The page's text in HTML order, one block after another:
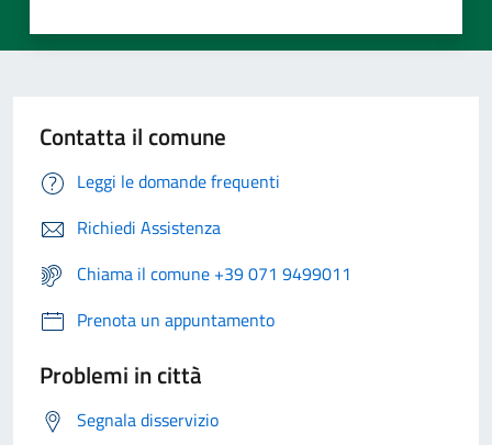
Contatta il comune
Leggi le domande frequenti
Richiedi Assistenza
Chiama il comune +39 071 9499011
Prenota un appuntamento
Problemi in città
Segnala disservizio